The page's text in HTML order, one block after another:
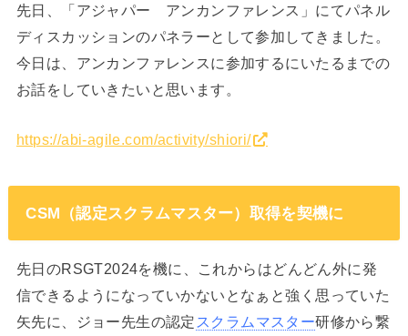
先日、「アジャパー アンカンファレンス」にてパネル
ディスカッションのパネラーとして参加してきました。
今日は、アンカンファレンスに参加するにいたるまでの
お話をしていきたいと思います。
https://abi-agile.com/activity/shiori/
CSM（認定スクラムマスター）取得を契機に
先日のRSGT2024を機に、これからはどんどん外に発
信できるようになっていかないとなぁと強く思っていた
矢先に、ジョー先生の認定 スクラムマスター研修から繋